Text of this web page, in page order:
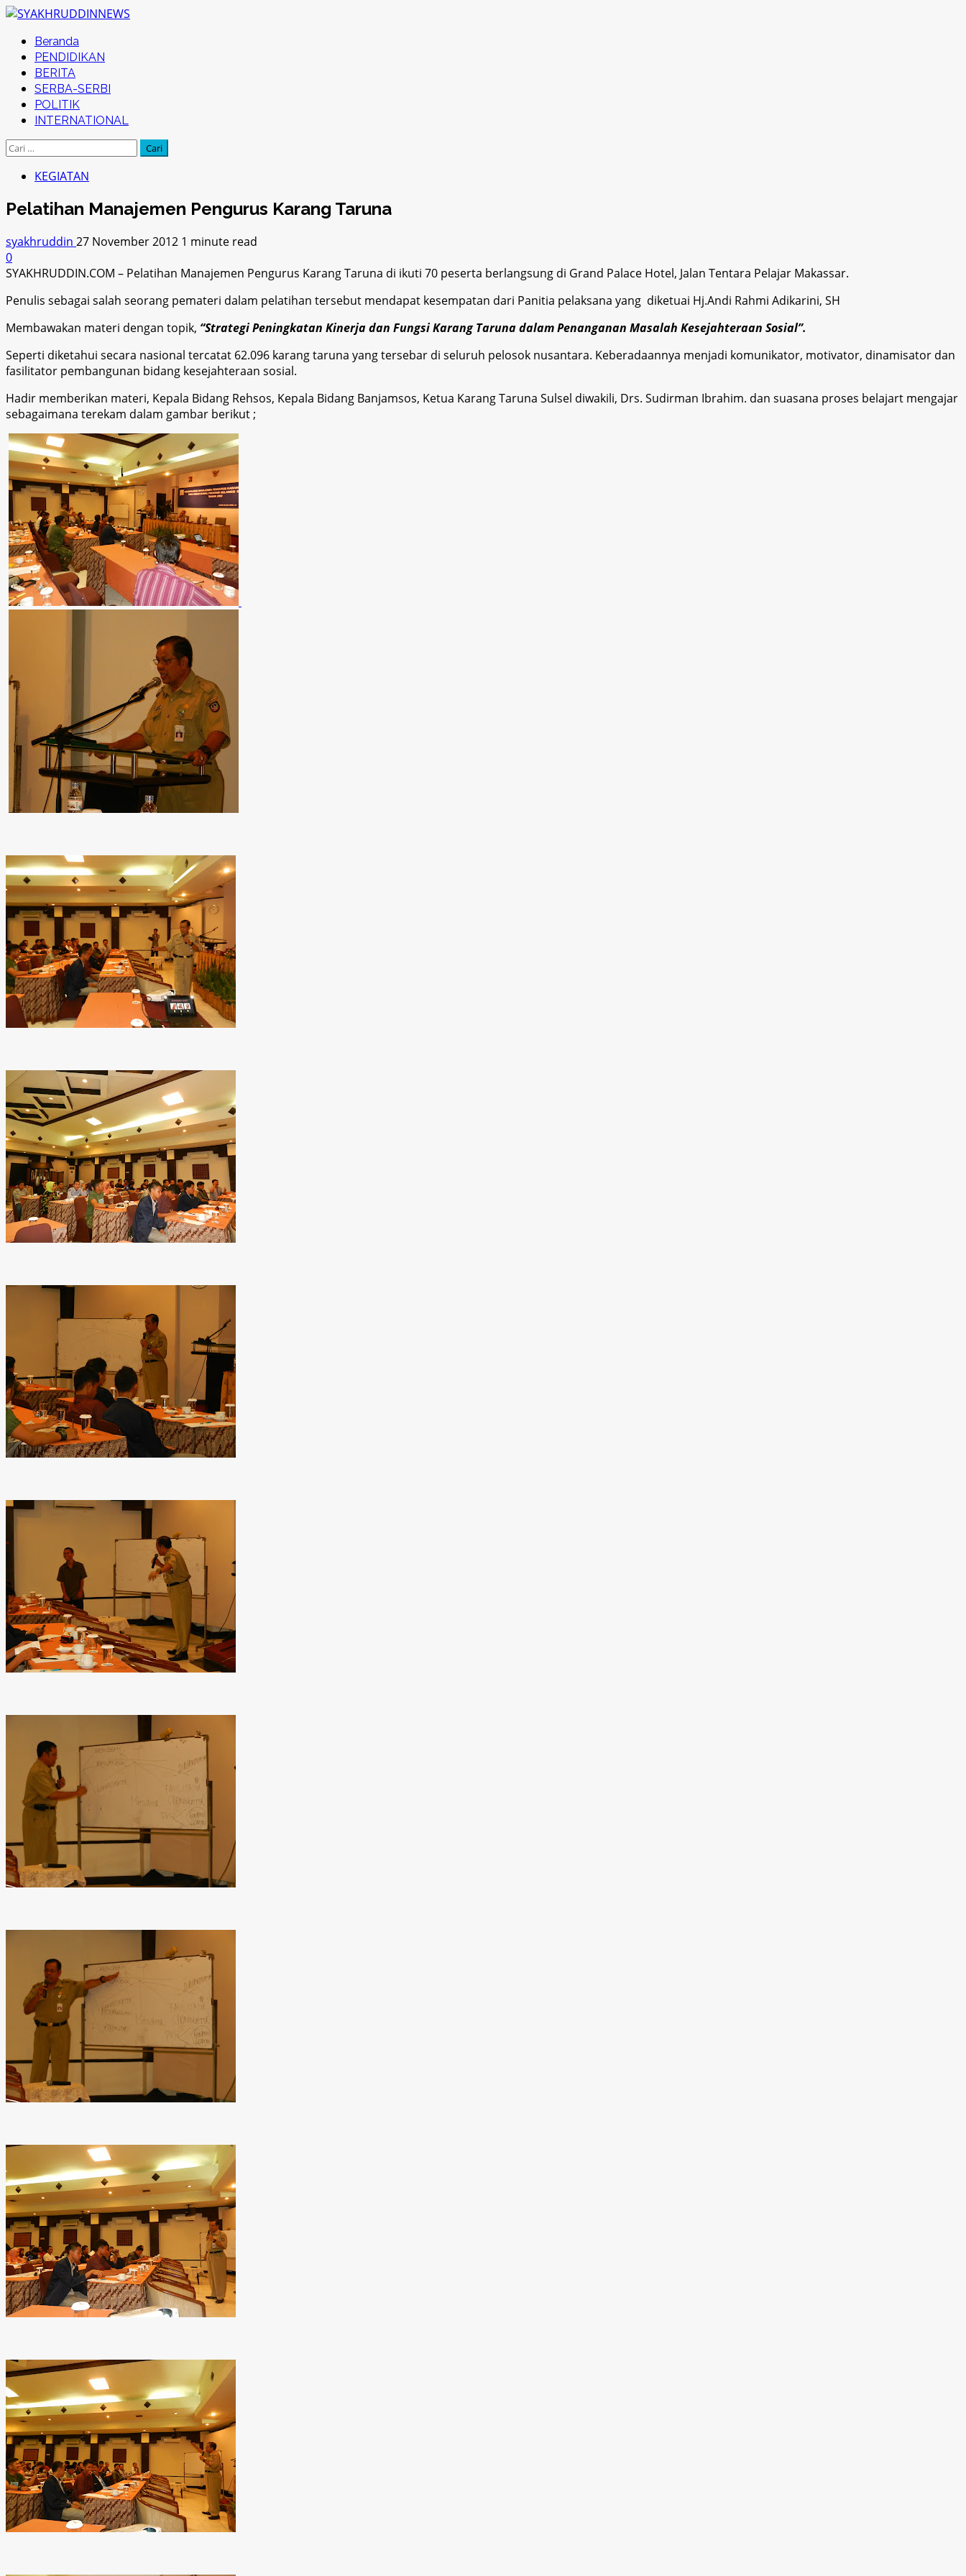
Skip
content
Primary
Menu
Beranda
PENDIDIKAN
BERITA
SERBA-SERBI
POLITIK
INTERNATIONAL
Cari
KEGIATAN
Pelatihan Manajemen Pengurus Karang Taruna
syakhruddin 27 November 2012 1 minute read
0
SYAKHRUDDIN.COM – Pelatihan Manajemen Pengurus Karang Taruna di ikuti 70 peserta berlangsung di Grand Palace Hotel, Jalan Tentara Pelajar Makassar.
Penulis sebagai salah seorang pemateri dalam pelatihan tersebut mendapat kesempatan dari Panitia pelaksana yang diketuai Hj.Andi Rahmi Adikarini, SH
Membawakan materi dengan topik, “Strategi Peningkatan Kinerja dan Fungsi Karang Taruna dalam Penanganan Masalah Kesejahteraan Sosial”.
Seperti diketahui secara nasional tercatat 62.096 karang taruna yang tersebar di seluruh pelosok nusantara. Keberadaannya menjadi komunikator, motivator, dinamisator dan
fasilitator pembangunan bidang kesejahteraan sosial.
Hadir memberikan materi, Kepala Bidang Rehsos, Kepala Bidang Banjamsos, Ketua Karang Taruna Sulsel diwakili, Drs. Sudirman Ibrahim. dan suasana proses belajart mengajar
sebagaimana terekam dalam gambar berikut ;